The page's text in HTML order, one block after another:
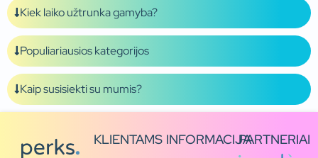
Kiek laiko užtrunka gamyba?
Populiariausios kategorijos
Kaip susisiekti su mumis?
KLIENTAMS INFORMACIJAPARTNERIAI